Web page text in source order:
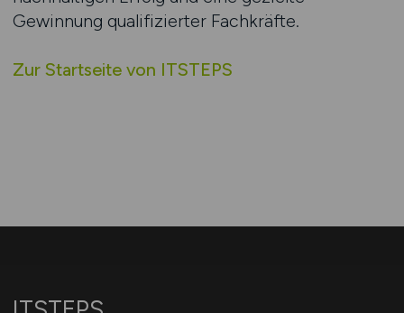
Gewinnung qualifizierter Fachkräfte.
Zur Startseite von ITSTEPS